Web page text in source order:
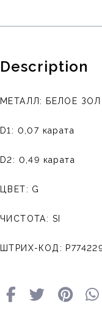
Description
МЕТАЛЛ: БЕЛОЕ
D1: 0,07 карата
D2: 0,49 карата
ЦВЕТ: G
ЧИСТОТА: SI
ШТРИХ-КОД: